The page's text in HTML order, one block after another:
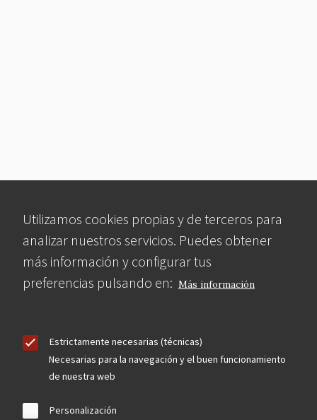
Utilizamos cookies propias y de terceros para
analizar nuestros servicios. Puedes obtener
más información y configurar tus
preferencias pulsando en: Más información
Estrictamente necesarias (técnicas)
Necesarias para la navegación y el buen funcionamiento
de nuestra web
Personalización